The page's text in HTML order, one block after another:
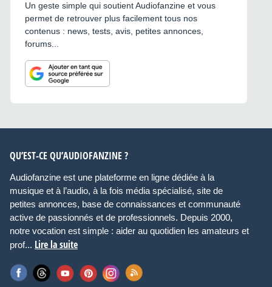
Un geste simple qui soutient Audiofanzine et vous
permet de retrouver plus facilement tous nos
contenus : news, tests, avis, petites annonces,
forums...
QU’EST-CE QU’AUDIOFANZINE ?
Audiofanzine est une plateforme en ligne dédiée à la
musique et à l’audio, à la fois média spécialisé, site de
petites annonces, base de connaissances et communauté
active de passionnés et de professionnels. Depuis 2000,
notre vocation est simple : aider au quotidien les amateurs et
prof... Lire la suite